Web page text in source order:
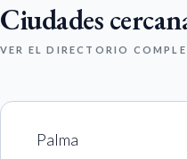
Ciudades
VER EL DIRECTORIO
Palma